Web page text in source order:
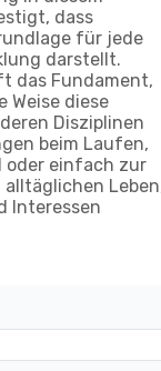
dass
für jede
darstellt.
das Fundament,
Weise diese
Disziplinen
beim Laufen,
oder einfach zur
Interessen